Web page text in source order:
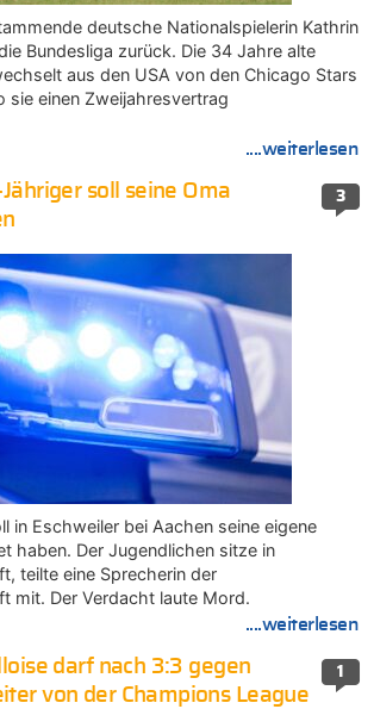
deutsche Nationalspielerin Kathrin
Bundesliga zurück. Die 34 Jahre alte
aus den USA von den Chicago Stars
sie einen Zweijahresvertrag
....weiterlesen
3
soll seine Oma
in Eschweiler bei Aachen seine eigene
haben. Der Jugendlichen sitze in
teilte eine Sprecherin der
mit. Der Verdacht laute Mord.
....weiterlesen
1
darf nach 3:3 gegen
von der Champions League